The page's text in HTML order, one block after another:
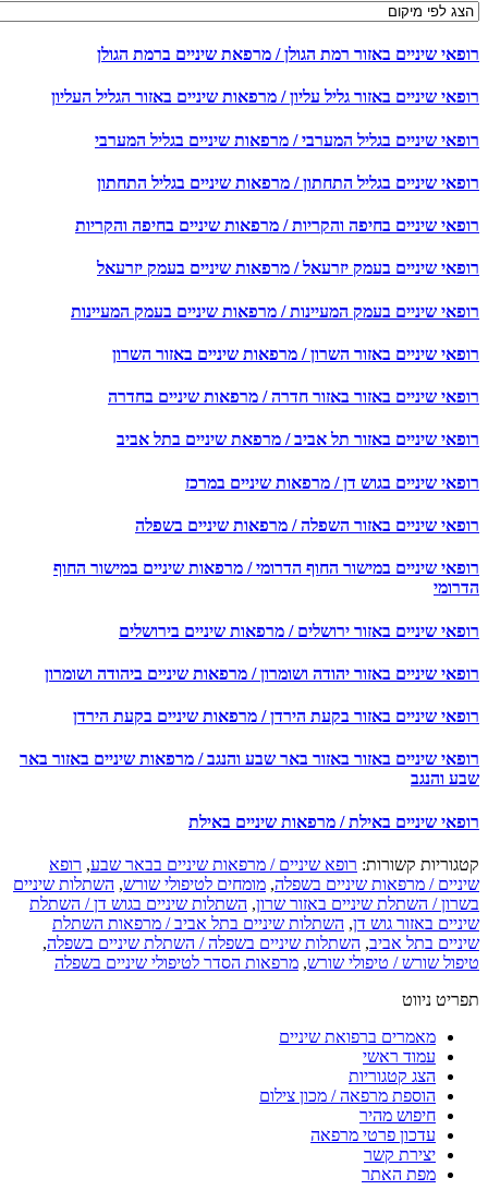
שיניים באזור רמת הגולן / מרפאת שיניים ברמת הגולן
שיניים באזור גליל עליון / מרפאות שיניים באזור הגליל העליון
שיניים בגליל המערבי / מרפאות שיניים בגליל המערבי
שיניים בגליל התחתון / מרפאות שיניים בגליל התחתון
שיניים בחיפה והקריות / מרפאות שיניים בחיפה והקריות
שיניים בעמק יזרעאל / מרפאות שיניים בעמק יזרעאל
שיניים בעמק המעיינות / מרפאות שיניים בעמק המעיינות
שיניים באזור השרון / מרפאות שיניים באזור השרון
שיניים באזור באזור חדרה / מרפאות שיניים בחדרה
שיניים באזור תל אביב / מרפאת שיניים בתל אביב
שיניים בגוש דן / מרפאות שיניים במרכז
שיניים באזור השפלה / מרפאות שיניים בשפלה
שיניים במישור החוף הדרומי / מרפאות שיניים במישור החוף
שיניים באזור ירושלים / מרפאות שיניים בירושלים
שיניים באזור יהודה ושומרון / מרפאות שיניים ביהודה ושומרון
שיניים באזור בקעת הירדן / מרפאות שיניים בקעת הירדן
שיניים באזור באזור באר שבע והנגב / מרפאות שיניים באזור באר
והנגב
שיניים באילת / מרפאות שיניים באילת
קשורות:רופא שיניים / מרפאות שיניים בבאר שבע,רופא
/ מרפאות שיניים בשפלה,מומחים לטיפולי שורש,השתלות שיניים
/ השתלת שיניים באזור שרון,השתלות שיניים בגוש דן / השתלת
באזור גוש דן, השתלות שיניים בתל אביב / מרפאות השתלת
בתל אביב,השתלות שיניים בשפלה / השתלת שיניים בשפלה,
שורש / טיפולי שורש,מרפאות הסדר לטיפולי שיניים בשפלה
ניווט
מאמרים ברפואת שיניים
עמוד ראשי
הצג קטגוריות
הוספת מרפאה / מכון צילום
חיפוש מהיר
עדכון פרטי מרפאה
יצירת קשר
מפת האתר